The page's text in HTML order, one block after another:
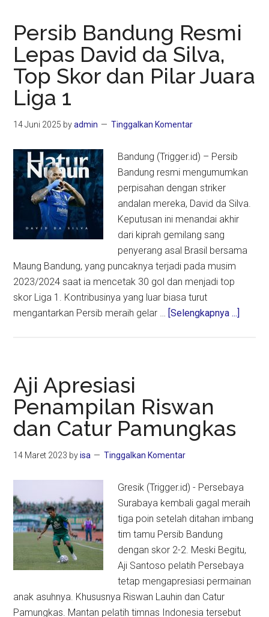
Persib Bandung Resmi
Lepas David da Silva,
Top Skor dan Pilar Juara
Liga 1
14 Juni 2025 byadmin Tinggalkan Komentar
Bandung (Trigger.id) – Persib
Bandung resmi mengumumkan
perpisahan dengan striker
andalan mereka, David da Silva.
Keputusan ini menandai akhir
dari kiprah gemilang sang
penyerang asal Brasil bersama
Maung Bandung, yang puncaknya terjadi pada musim
2023/2024 saat ia mencetak 30 gol dan menjadi top
skor Liga 1. Kontribusinya yang luar biasa turut
mengantarkan Persib meraih gelar … [Selengkapnya ...]
Pilar
Juara
Liga
Aji Apresiasi
Penampilan Riswan
dan Catur Pamungkas
14 Maret 2023 byisa Tinggalkan Komentar
Gresik (Trigger.id) - Persebaya
Surabaya kembali gagal meraih
tiga poin setelah ditahan imbang
tim tamu Persib Bandung
dengan skor 2-2. Meski Begitu,
Aji Santoso pelatih Persebaya
tetap mengapresiasi permainan
anak asuhnya. Khususnya Riswan Lauhin dan Catur
Pamungkas. Mantan pelatih timnas Indonesia tersebut